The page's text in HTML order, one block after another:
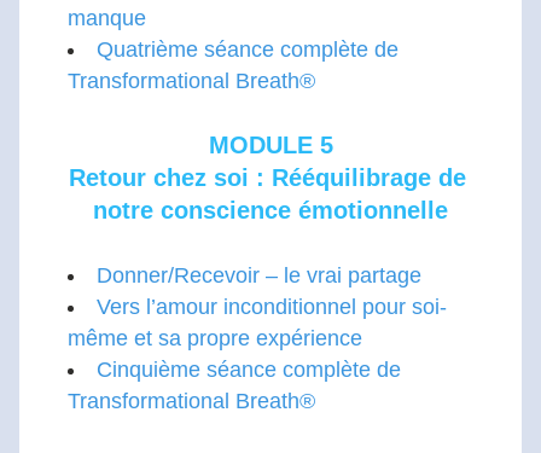
manque
Quatrième séance complète de
Transformational Breath®
MODULE 5
Retour chez soi : Rééquilibrage de
notre conscience émotionnelle
Donner/Recevoir – le vrai partage
Vers l’amour inconditionnel pour soi-
même et sa propre expérience
Cinquième séance complète de
Transformational Breath®